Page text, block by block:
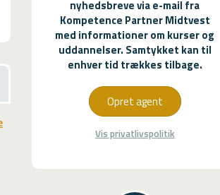
nyhedsbreve via e-mail fra
Kompetence Partner Midtvest
med informationer om kurser og
uddannelser. Samtykket kan til
enhver tid trækkes tilbage.
Opret agent
Vis privatlivspolitik